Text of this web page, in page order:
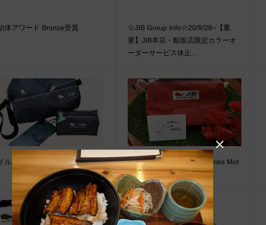
体アワード Bronze受賞
☆JIB Group Info☆20/9/28~【重
要】JIB本店・船坂店限定カラーオ
ーダーサービス休止...
ルバッグネオ
●Event Info●20/4/21〜 Thanks Mot
her’s Day 2020
